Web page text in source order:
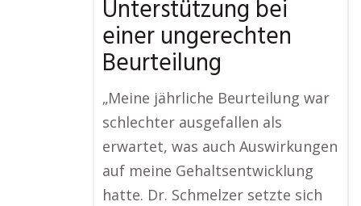
Unterstützung bei
einer ungerechten
Beurteilung
„Meine jährliche Beurteilung war
schlechter ausgefallen als
erwartet, was auch Auswirkungen
auf meine Gehaltsentwicklung
hatte. Dr. Schmelzer setzte sich